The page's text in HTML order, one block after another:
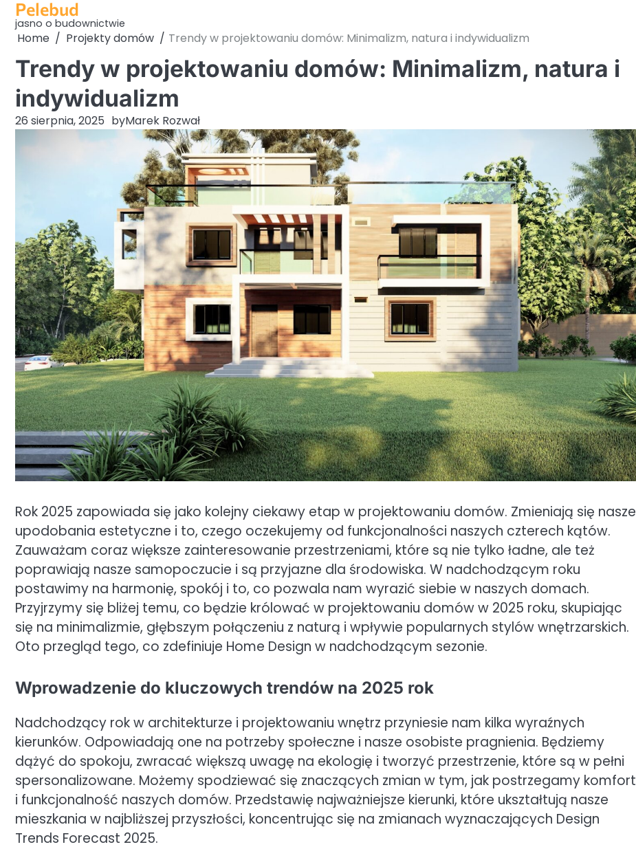
Skip
content
Pelebud
jasno o budownictwie
Home Projekty domów Trendy w projektowaniu domów: Minimalizm, natura i indywidualizm
Trendy w projektowaniu domów: Minimalizm, natura i
indywidualizm
26 sierpnia, 2025 byMarek Rozwał
Rok 2025 zapowiada się jako kolejny ciekawy etap w projektowaniu domów. Zmieniają się nasze
upodobania estetyczne i to, czego oczekujemy od funkcjonalności naszych czterech kątów.
Zauważam coraz większe zainteresowanie przestrzeniami, które są nie tylko ładne, ale też
poprawiają nasze samopoczucie i są przyjazne dla środowiska. W nadchodzącym roku
postawimy na harmonię, spokój i to, co pozwala nam wyrazić siebie w naszych domach.
Przyjrzymy się bliżej temu, co będzie królować w projektowaniu domów w 2025 roku, skupiając
się na minimalizmie, głębszym połączeniu z naturą i wpływie popularnych stylów wnętrzarskich.
Oto przegląd tego, co zdefiniuje Home Design w nadchodzącym sezonie.
Wprowadzenie do kluczowych trendów na 2025 rok
Nadchodzący rok w architekturze i projektowaniu wnętrz przyniesie nam kilka wyraźnych
kierunków. Odpowiadają one na potrzeby społeczne i nasze osobiste pragnienia. Będziemy
dążyć do spokoju, zwracać większą uwagę na ekologię i tworzyć przestrzenie, które są w pełni
spersonalizowane. Możemy spodziewać się znaczących zmian w tym, jak postrzegamy komfort
i funkcjonalność naszych domów. Przedstawię najważniejsze kierunki, które ukształtują nasze
mieszkania w najbliższej przyszłości, koncentrując się na zmianach wyznaczających Design
Trends Forecast 2025.